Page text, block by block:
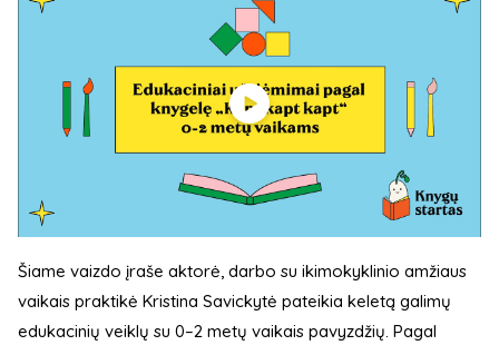
Šiame vaizdo įraše aktorė, darbo su ikimokyklinio amžiaus
vaikais praktikė Kristina Savickytė pateikia keletą galimų
edukacinių veiklų su 0–2 metų vaikais pavyzdžių. Pagal